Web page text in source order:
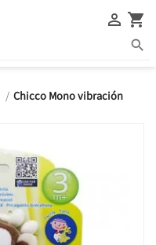

 
Chicco Mono vibración